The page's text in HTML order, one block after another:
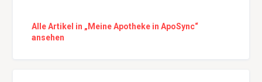
Alle Artikel in „Meine Apotheke in ApoSync“
ansehen